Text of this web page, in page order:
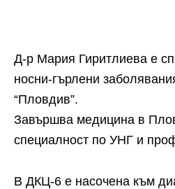
Д-р Мария Гиритлиева е
носни-гърлени
“Пловдив”.
Завършва медицина в
специалност по УНГ и
В ДКЦ-6 е насочена към